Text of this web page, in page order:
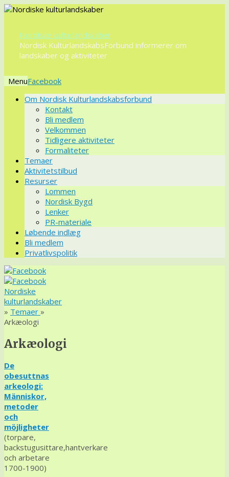
Nordiske kulturlandskaber
Nordisk KulturlandskabsForbund informerer om
landskaber og aktiviteter
Menu
VidereOm Nordisk Kulturlandskabsforbund
Kontakt
Bli medlem
Velkommen
Tidligere aktiviteter
Formaliteter
Temaer
Aktivitetstilbud
Resurser
Lommen
Nordisk Bygd
Lenker
PR-materiale
Løbende indlæg
Bli medlem
Privatlivspolitik
Nordiske
kulturlandskaber
» Temaer »
Arkæologi
Arkæologi
De
obesuttnas
arkeologi:
Människor,
metoder
och
möjligheter
(torpare,
backstugusittare,hantverkare
och arbetare
1700-1900)